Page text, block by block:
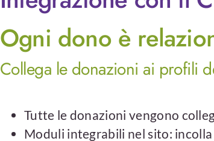
Ogni dono è
Collega le donazioni ai profili
Tutte le donazioni vengono
Moduli integrabili nel sito: